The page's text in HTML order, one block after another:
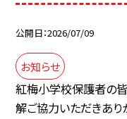
公開日 2026/07/09
お知らせ
紅梅小学校保護者の
解ご協力いただきあり